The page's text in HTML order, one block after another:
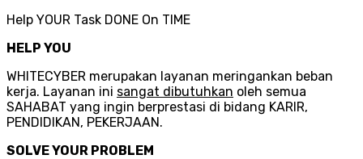
Help YOUR Task DONE On TIME
HELP YOU
WHITECYBER merupakan layanan meringankan beban
kerja. Layanan ini sangat dibutuhkan oleh semua
SAHABAT yang ingin berprestasi di bidang KARIR,
PENDIDIKAN, PEKERJAAN.
SOLVE YOUR PROBLEM